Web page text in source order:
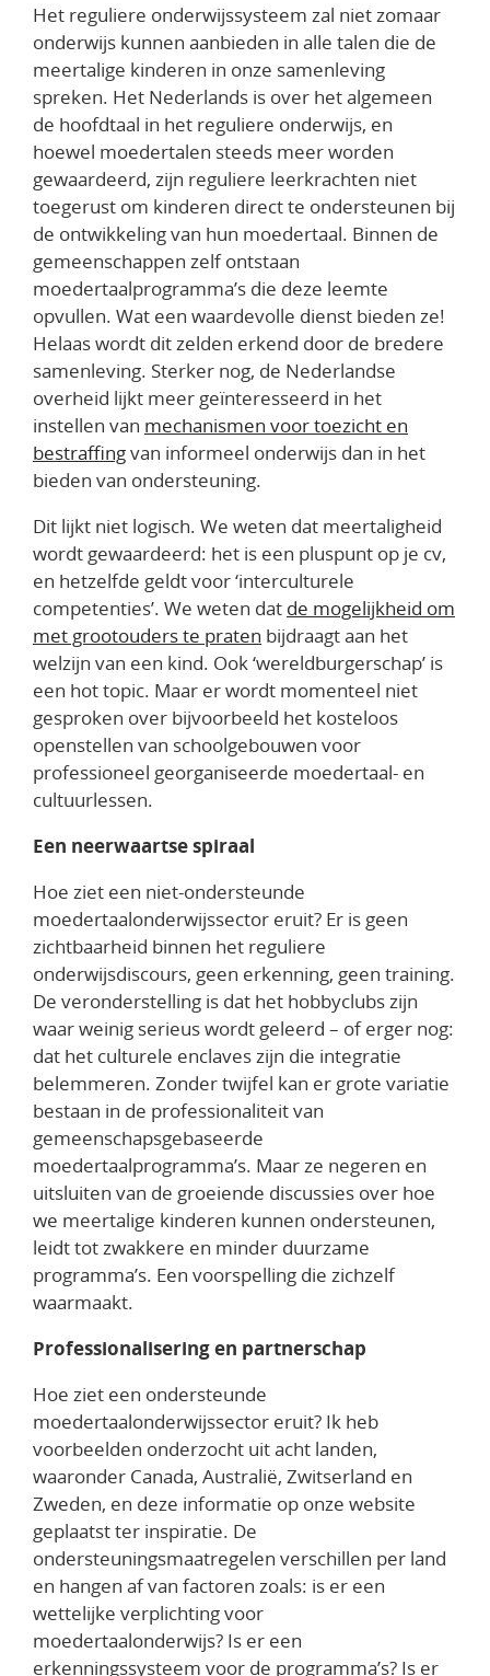
Het reguliere onderwijssysteem zal niet zomaar
onderwijs kunnen aanbieden in alle talen die de
meertalige kinderen in onze samenleving
spreken. Het Nederlands is over het algemeen
de hoofdtaal in het reguliere onderwijs, en
hoewel moedertalen steeds meer worden
gewaardeerd, zijn reguliere leerkrachten niet
toegerust om kinderen direct te ondersteunen bij
de ontwikkeling van hun moedertaal. Binnen de
gemeenschappen zelf ontstaan
moedertaalprogramma’s die deze leemte
opvullen. Wat een waardevolle dienst bieden ze!
Helaas wordt dit zelden erkend door de bredere
samenleving. Sterker nog, de Nederlandse
overheid lijkt meer geïnteresseerd in het
instellen van mechanismen voor toezicht en
bestraffingvan informeel onderwijs dan in het
bieden van ondersteuning.
Dit lijkt niet logisch. We weten dat meertaligheid
wordt gewaardeerd: het is een pluspunt op je cv,
en hetzelfde geldt voor ‘interculturele
competenties’. We weten dat de mogelijkheid om
met grootouders te praten bijdraagt aan het
welzijn van een kind. Ook ‘wereldburgerschap’ is
een hot topic. Maar er wordt momenteel niet
gesproken over bijvoorbeeld het kosteloos
openstellen van schoolgebouwen voor
professioneel georganiseerde moedertaal- en
cultuurlessen.
Een neerwaartse spiraal
Hoe ziet een niet-ondersteunde
moedertaalonderwijssector eruit? Er is geen
zichtbaarheid binnen het reguliere
onderwijsdiscours, geen erkenning, geen training.
De veronderstelling is dat het hobbyclubs zijn
waar weinig serieus wordt geleerd – of erger nog:
dat het culturele enclaves zijn die integratie
belemmeren. Zonder twijfel kan er grote variatie
bestaan in de professionaliteit van
gemeenschapsgebaseerde
moedertaalprogramma’s. Maar ze negeren en
uitsluiten van de groeiende discussies over hoe
we meertalige kinderen kunnen ondersteunen,
leidt tot zwakkere en minder duurzame
programma’s. Een voorspelling die zichzelf
waarmaakt.
Professionalisering en partnerschap
Hoe ziet een ondersteunde
moedertaalonderwijssector eruit? Ik heb
voorbeelden onderzocht uit acht landen,
waaronder Canada, Australië, Zwitserland en
Zweden, en deze informatie op onze website
geplaatst ter inspiratie. De
ondersteuningsmaatregelen verschillen per land
en hangen af van factoren zoals: is er een
wettelijke verplichting voor
moedertaalonderwijs? Is er een
erkenningssysteem voor de programma’s? Is er